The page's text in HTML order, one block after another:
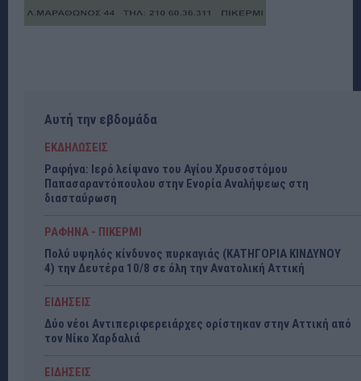
Αυτή την εβδομάδα
ΕΚΔΗΛΩΣΕΙΣ
Ραφήνα: Ιερό λείψανο του Αγίου Χρυσοστόμου
Παπασαραντόπουλου στην Ενορία Αναλήψεως στη
διασταύρωση
ΡΑΦΗΝΑ - ΠΙΚΕΡΜΙ
Πολύ υψηλός κίνδυνος πυρκαγιάς (ΚΑΤΗΓΟΡΙΑ ΚΙΝΔΥΝΟΥ
4) την Δευτέρα 10/8 σε όλη την Ανατολική Αττική
ΕΙΔΗΣΕΙΣ
Δύο νέοι Αντιπεριφερειάρχες ορίστηκαν στην Αττική από
τον Νίκο Χαρδαλιά
ΕΙΔΗΣΕΙΣ